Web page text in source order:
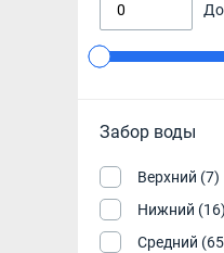
До
Забор воды
Верхний (7)
Нижний (16)
Средний